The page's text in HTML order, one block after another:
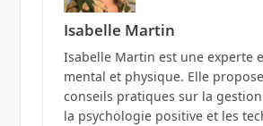
Isabelle Martin
Isabelle Martin est une experte
mental et physique. Elle
conseils pratiques sur la
la psychologie positive et les